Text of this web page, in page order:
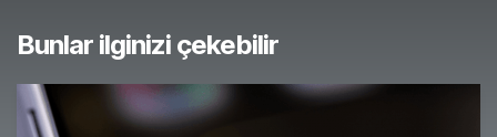
Bunlar ilginizi çekebilir